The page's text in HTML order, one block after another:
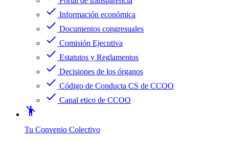
check Información económica
check Documentos congresuales
check Comisión Ejecutiva
check Estatutos y Reglamentos
check Decisiones de los órganos
check Código de Conducta CS de CCOO
check Canal etico de CCOO
emoji_people
Tu Convenio Colectivo